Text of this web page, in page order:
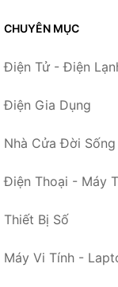
CHUYÊN MỤC
Điện Tử - Điện
Điện Gia Dụng
Nhà Cửa Đời Sống
Điện Thoại - Máy
Thiết Bị Số
Máy Vi Tính -